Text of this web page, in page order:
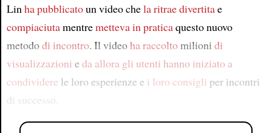
Lin ha pubblicatoun video chela ritrae divertitae
compiaciutamentremetteva in praticaquesto nuovo
metododi incontro. Il videoha raccoltomilioni di
visualizzazioni eda allora gli utenti hanno iniziato a
condividere le loro esperienze e i loro consigli per incontri
di successo.